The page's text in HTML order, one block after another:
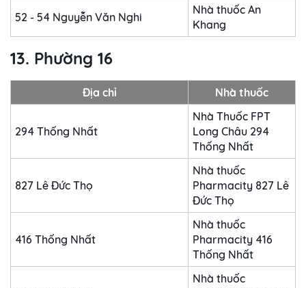
52 - 54 Nguyễn Văn Nghi
Nhà thuốc An
Khang
13. Phường 16
Địa chỉ Nhà thuốc
294 Thống Nhất
Nhà Thuốc FPT
Long Châu 294
Thống Nhất
827 Lê Đức Thọ
Nhà thuốc
Pharmacity 827 Lê
Đức Thọ
416 Thống Nhất
Nhà thuốc
Pharmacity 416
Thống Nhất
Nhà thuốc